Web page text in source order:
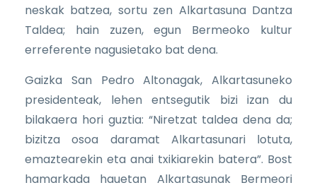
neskak batzea, sortu zen Alkartasuna Dantza
Taldea; hain zuzen, egun Bermeoko kultur
erreferente nagusietako bat dena.
Gaizka San Pedro Altonagak, Alkartasuneko
presidenteak, lehen entsegutik bizi izan du
bilakaera hori guztia: “Niretzat taldea dena da;
bizitza osoa daramat Alkartasunari lotuta,
emaztearekin eta anai txikiarekin batera”. Bost
hamarkada hauetan Alkartasunak Bermeori